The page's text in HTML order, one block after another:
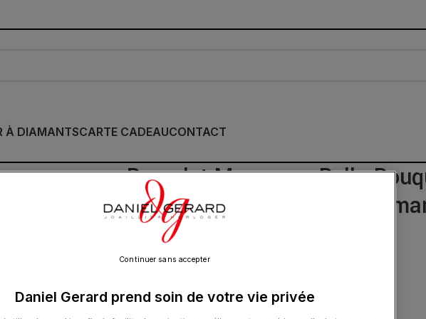
À DIAMANTSCARTE CADEAUCONTACT
Bracelet Morganne Bello
Blanche & Quartz Rose
1 350.00
Daniel Gerard prend soin de votre vie privée
Continuer sans accepter